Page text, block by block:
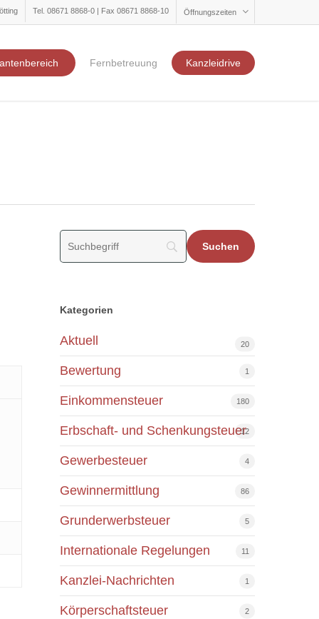
Tel. 08671 8868-0 | Fax 08671 8868-10 Öffnungszeiten
Fernbetreuung Kanzleidrive
Kategorien
Aktuell 20
Bewertung 1
Einkommensteuer 180
Erbschaft- und Schenkungsteuer
12
Gewerbesteuer 4
Gewinnermittlung 86
Grunderwerbsteuer 5
Internationale Regelungen 11
Kanzlei-Nachrichten 1
Körperschaftsteuer 2